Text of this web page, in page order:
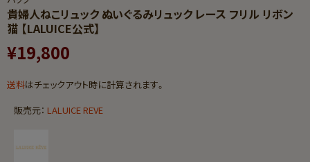
貴婦人ねこリュック ぬい​ぐる​みリュック レース フリル リボン
猫 【LALUICE公式】
¥19,800
送料はチェックアウト時に計算されます。
販売元： LALUICE REVE